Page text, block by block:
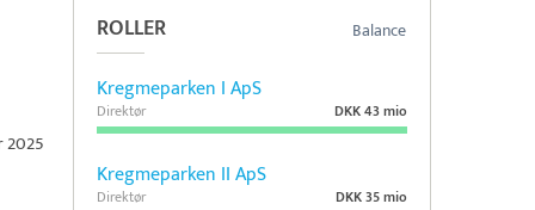
Balance
ROLLER
Kregmeparken I ApS
DKK 43 mio
Direktør
Kregmeparken II ApS
DKK 35 mio
Direktør